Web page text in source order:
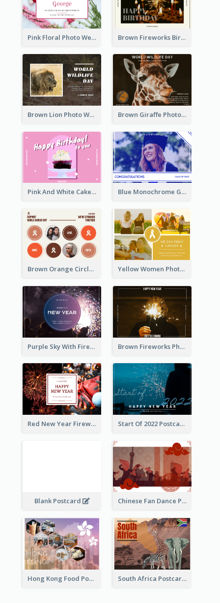
Pink Floral Photo Wedding Postcard Brown Fireworks Birthday Postcard
Brown Lion Photo World Wildlife Day Post Card Brown Giraffe Photo World Wildlife Day Post Card
Pink And White Cake Photo Birthday Postcard Blue Monochrome Graduation Photo Congratulations Postcard
Brown Orange Circles World Cancer Day Postcard Yellow Women Photo Grid World Cancer Day Postcard
Purple Sky With Fireworks Background New Year Postcard Brown Fireworks Photo Happy New Year Postcard
Red New Year Fireworks and Bow Tie Postcard Start Of 2022 Postcard
Blank Postcard Chinese Fan Dance Postcard
Hong Kong Food Postcard South Africa Postcard